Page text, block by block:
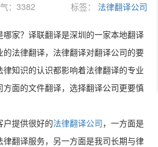
：3382 标签： 法律翻译公司
哪家？译联翻译是深圳的一家本地翻译
法律翻译，法律翻译对翻译公司的要
知识的认识都影响着法律翻译的专业
面的文件翻译，选择翻译公司更要慎
户提供很好的法律翻译公司 ，一方面是
翻译服务，另一方面是我司长期与律